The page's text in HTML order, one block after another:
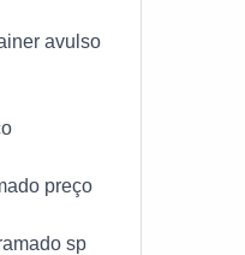
avulso
preço
sp